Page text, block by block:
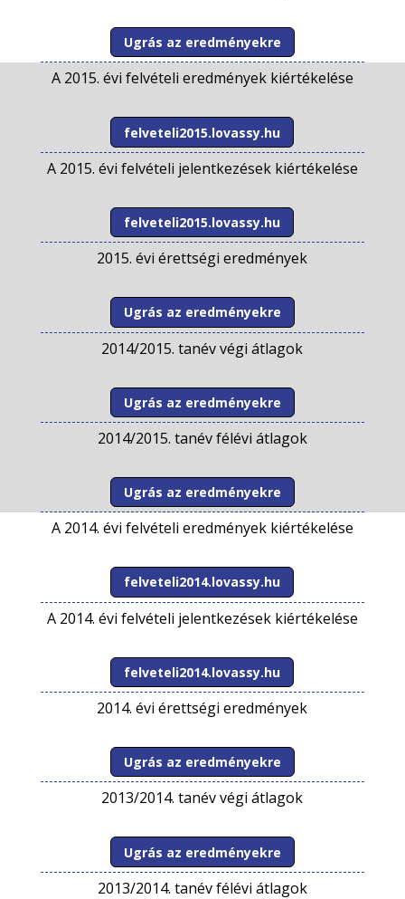
Ugrás az eredményekre
A 2015. évi felvételi eredmények kiértékelése
felveteli2015.lovassy.hu
A 2015. évi felvételi jelentkezések kiértékelése
felveteli2015.lovassy.hu
2015. évi érettségi eredmények
Ugrás az eredményekre
2014/2015. tanév végi átlagok
Ugrás az eredményekre
2014/2015. tanév félévi átlagok
Ugrás az eredményekre
A 2014. évi felvételi eredmények kiértékelése
felveteli2014.lovassy.hu
A 2014. évi felvételi jelentkezések kiértékelése
felveteli2014.lovassy.hu
2014. évi érettségi eredmények
Ugrás az eredményekre
2013/2014. tanév végi átlagok
Ugrás az eredményekre
2013/2014. tanév félévi átlagok